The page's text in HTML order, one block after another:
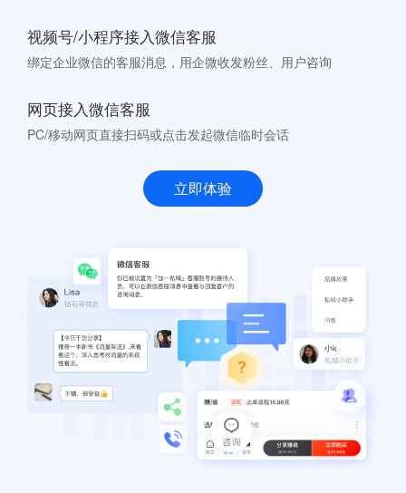
视频号/小程序接入微信客服
绑定企业微信的客服消息，用企微收发粉丝、用户咨询
网页接入微信客服
PC/移动网页直接扫码或点击发起微信临时会话
立即体验